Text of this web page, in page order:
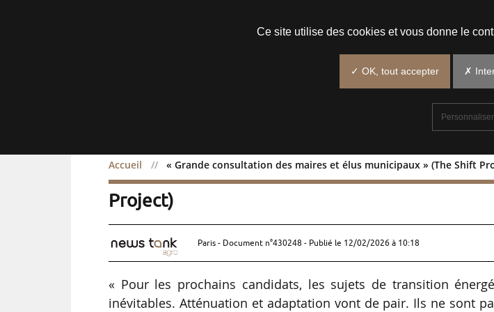
Accueil « Grande consultation des maires et élus municipaux » (The Shift
« Grande consultation des maires et élus
Project)
Paris - Document n°430248 - Publié le 12/02/2026 à 10:18
« Pour les prochains candidats, les sujets de transition
inévitables. Atténuation et adaptation vont de pair. Ils ne sont
Ce site utilise des cookies et vous donne le
✓ OK, tout accepter ✗
Personnaliser